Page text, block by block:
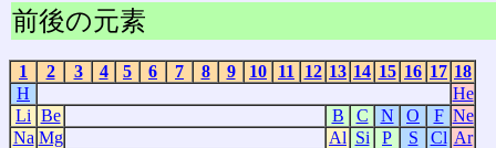
前後の元素
1 2 3 4 5 6 7 8 9 10 11 12 13 14 15 16 17 18
H
He
Li Be B C N O F Ne
Na Mg Al Si P S Cl Ar